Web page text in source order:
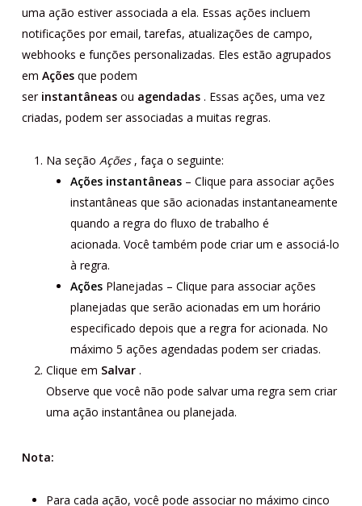
uma ação estiver associada a ela. Essas ações incluem
notificações por email, tarefas, atualizações de campo,
webhooks e funções personalizadas. Eles estão agrupados
em Açõesque podem
ser instantâneasou agendadas. Essas ações, uma vez
criadas, podem ser associadas a muitas regras.
Na seção Ações, faça o seguinte:
Ações instantâneas– Clique para associar ações
instantâneas que são acionadas instantaneamente
quando a regra do fluxo de trabalho é
acionada. Você também pode criar um e associá-lo
à regra.
AçõesPlanejadas – Clique para associar ações
planejadas que serão acionadas em um horário
especificado depois que a regra for acionada. No
máximo 5 ações agendadas podem ser criadas.
Clique em Salvar.
Observe que você não pode salvar uma regra sem criar
uma ação instantânea ou planejada.
Nota:
Para cada ação, você pode associar no máximo cinco